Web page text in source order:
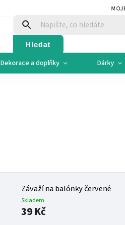
Hledat
Dekorace a doplňky Dárky
Závaží na balónky červené
Skladem
39 Kč